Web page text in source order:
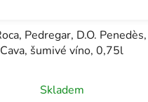
Pedregar, D.O. Penedès,
Cava, šumivé víno, 0,75l
Skladem